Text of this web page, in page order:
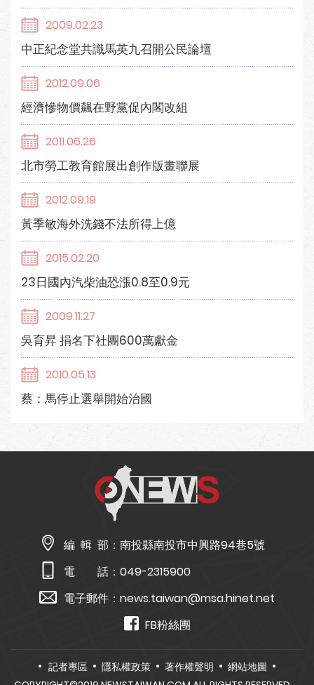
2009.02.23
中正紀念堂共識馬英九召開公民論壇
2012.09.06
經濟慘物價飆在野黨促內閣改組
2011.06.26
北市勞工教育館展出創作版畫聯展
2012.09.19
黃季敏海外洗錢不法所得上億
2015.02.20
23日國內汽柴油恐漲0.8至0.9元
2009.11.27
吳育昇 捐名下社團600萬獻金
2010.05.13
蔡：馬停止選舉開始治國
編 輯 部： 南投縣南投市中興路94巷5號
電 話： 049-2315900
電子郵件： news.taiwan@msa.hinet.net
FB粉絲團
記者專區 隱私權政策 著作權聲明
網站地圖